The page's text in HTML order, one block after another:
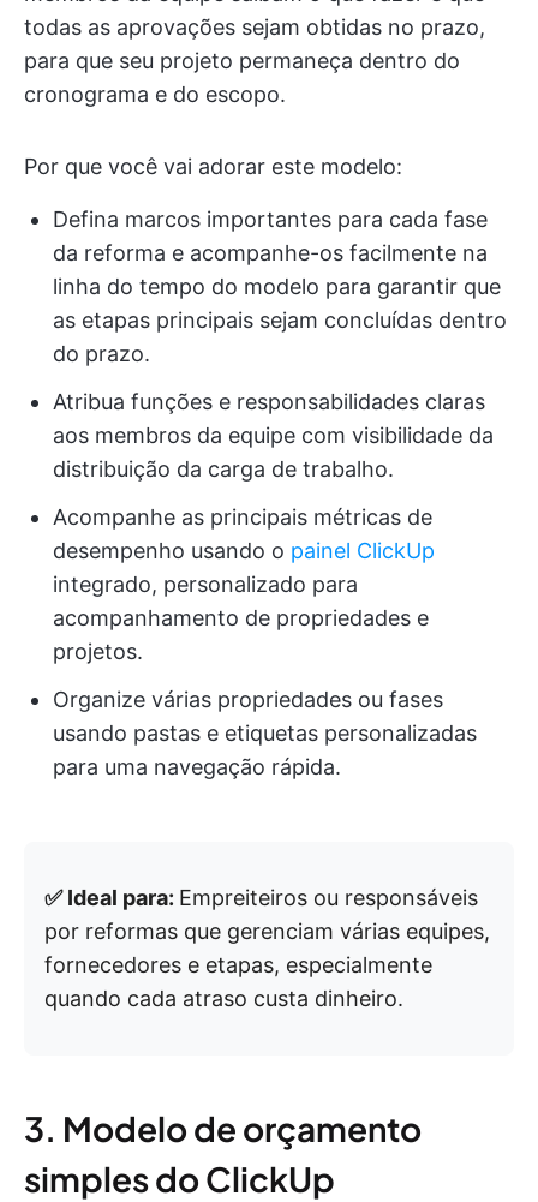
todas as aprovações sejam obtidas no prazo,
para que seu projeto permaneça dentro do
cronograma e do escopo.
Por que você vai adorar este modelo:
Defina marcos importantes para cada fase
da reforma e acompanhe-os facilmente na
linha do tempo do modelo para garantir que
as etapas principais sejam concluídas dentro
do prazo.
Atribua funções e responsabilidades claras
aos membros da equipe com visibilidade da
distribuição da carga de trabalho.
Acompanhe as principais métricas de
desempenho usando o painel ClickUp
integrado, personalizado para
acompanhamento de propriedades e
projetos.
Organize várias propriedades ou fases
usando pastas e etiquetas personalizadas
para uma navegação rápida.
✅ Ideal para: Empreiteiros ou responsáveis
por reformas que gerenciam várias equipes,
fornecedores e etapas, especialmente
quando cada atraso custa dinheiro.
3. Modelo de orçamento
simples do ClickUp